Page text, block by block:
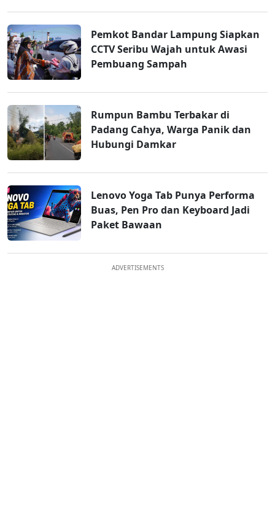
Pemkot Bandar Lampung Siapkan
CCTV Seribu Wajah untuk Awasi
Pembuang Sampah
Rumpun Bambu Terbakar di
Padang Cahya, Warga Panik dan
Hubungi Damkar
Lenovo Yoga Tab Punya Performa
Buas, Pen Pro dan Keyboard Jadi
Paket Bawaan
ADVERTISEMENTS